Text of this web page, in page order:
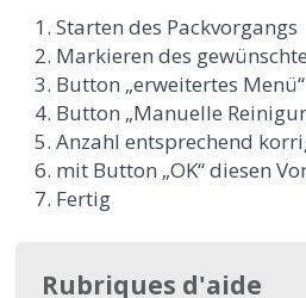
Starten des Packvorgangs
Markieren des
Button „erweitertes Menü“
Button „Manuelle
Anzahl entsprechend
mit Button „OK“ diesen
Fertig
Rubriques d'aide